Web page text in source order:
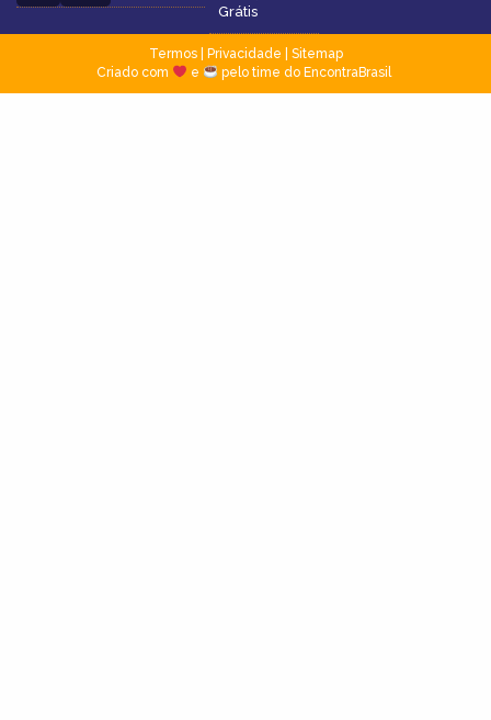
Grátis
Termos| Privacidade
Sitemap
Criado com
e pelo time do EncontraBrasil